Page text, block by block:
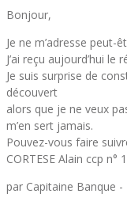
Bonjour,
Je ne m’adresse peut-
J’ai reçu aujourd’hui
Je suis surprise de
découvert
alors que je ne veux
m’en sert jamais.
Pouvez-vous faire
CORTESE Alain ccp n°
par Capitaine Banque -